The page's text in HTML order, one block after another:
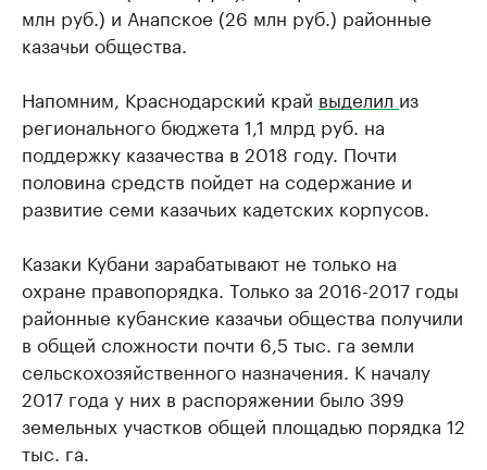
млн руб.) и Анапское (26 млн руб.) районные
казачьи общества.
Напомним, Краснодарский край выделил из
регионального бюджета 1,1 млрд руб. на
поддержку казачества в 2018 году. Почти
половина средств пойдет на содержание и
развитие семи казачьих кадетских корпусов.
Казаки Кубани зарабатывают не только на
охране правопорядка. Только за 2016-2017 годы
районные кубанские казачьи общества получили
в общей сложности почти 6,5 тыс. га земли
сельскохозяйственного назначения. К началу
2017 года у них в распоряжении было 399
земельных участков общей площадью порядка 12
тыс. га.